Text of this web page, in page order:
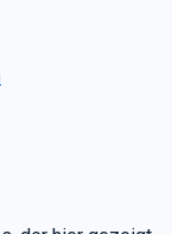
in Kürze ersetzt